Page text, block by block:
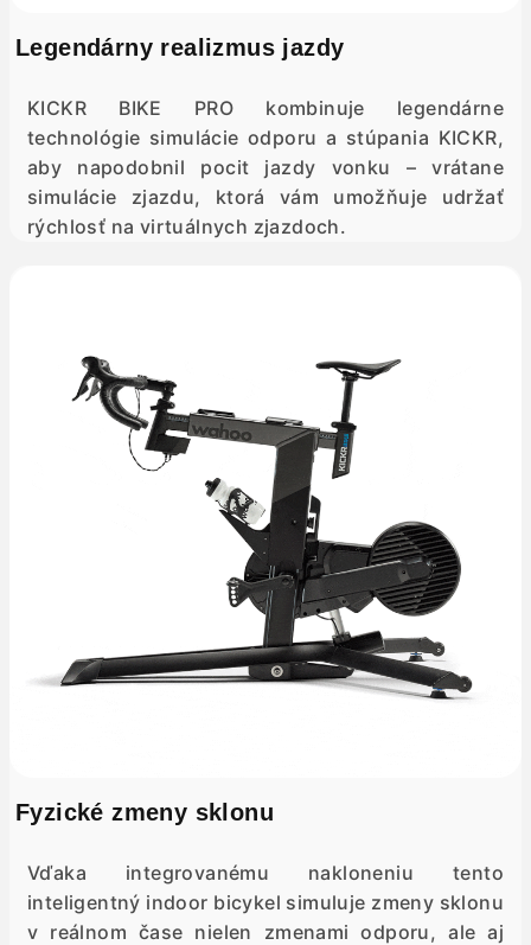
Legendárny realizmus jazdy
KICKR BIKE PRO kombinuje legendárne
technológie simulácie odporu a stúpania KICKR,
aby napodobnil pocit jazdy vonku – vrátane
simulácie zjazdu, ktorá vám umožňuje udržať
rýchlosť na virtuálnych zjazdoch.
Fyzické zmeny sklonu
Vďaka integrovanému nakloneniu tento
inteligentný indoor bicykel simuluje zmeny sklonu
v reálnom čase nielen zmenami odporu, ale aj